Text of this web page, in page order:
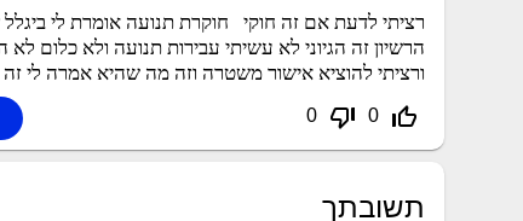
ורציתי להוציא אישור משטרה וזה מה שהיא אמרה לי
thumb_up_off_alt
0
thumb_down_off_alt
0
תשובתך